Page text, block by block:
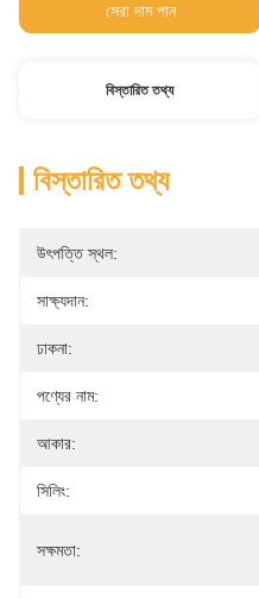
সেরা দাম পান
বিস্তারিত তথ্য
বিস্তারিত তথ্য
উৎপত্তি স্থল:
সাক্ষ্যদান:
ঢাকনা:
পণ্যের নাম:
আকার:
সিলিং:
সক্ষমতা: